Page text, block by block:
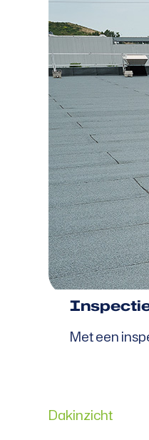
Inspectie
Met een
Dakinzicht